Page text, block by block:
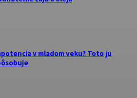
v mladom veku? Toto ju